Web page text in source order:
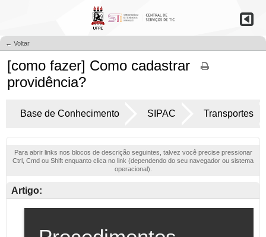
← Voltar
[como fazer] Como cadastrar
providência?
Base de Conhecimento SIPAC Transportes
Para abrir links nos blocos de descrição seguintes, talvez você precise pressionar
Ctrl, Cmd ou Shift enquanto clica no link (dependendo do seu navegador ou sistema
operacional).
Artigo: